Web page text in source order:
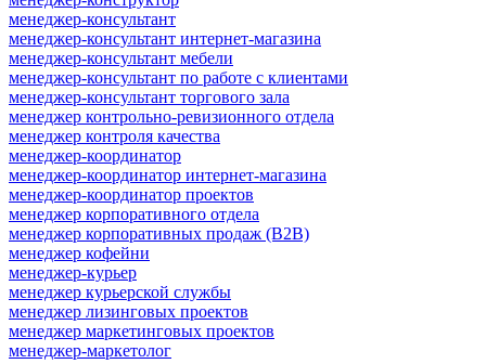
менеджер-консультант
менеджер-консультант интернет-магазина
менеджер-консультант мебели
менеджер-консультант по работе с клиентами
менеджер-консультант торгового зала
менеджер контрольно-ревизионного отдела
менеджер контроля качества
менеджер-координатор
менеджер-координатор интернет-магазина
менеджер-координатор проектов
менеджер корпоративного отдела
менеджер корпоративных продаж (B2B)
менеджер кофейни
менеджер-курьер
менеджер курьерской службы
менеджер лизинговых проектов
менеджер маркетинговых проектов
менеджер-маркетолог